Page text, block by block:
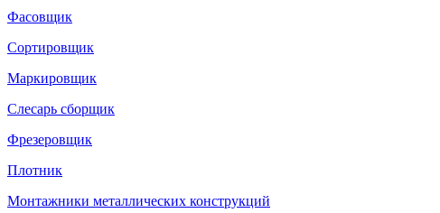
Фасовщик
Сортировщик
Маркировщик
Слесарь сборщик
Фрезеровщик
Плотник
Монтажники металлических конструкций